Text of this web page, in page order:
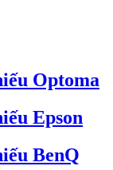
Optoma
Epson
BenQ